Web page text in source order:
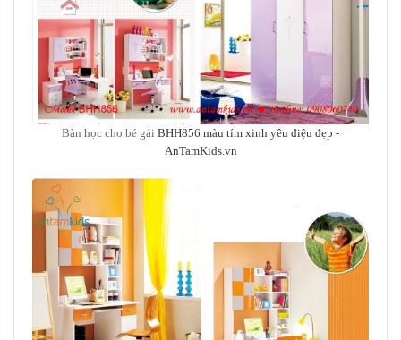
Bàn học cho bé gái BHH856 màu tím xinh yêu điệu đẹp -
AnTamKids.vn